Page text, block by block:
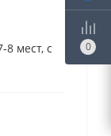
8 мест, с
0